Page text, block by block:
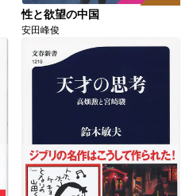
性と欲望の中国
安田峰俊